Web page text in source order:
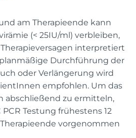
am Therapieende kann
(< 25IU/ml) verbleiben,
interpretiert
Durchführung der
oder Verlängerung wird
empfohlen. Um das
abschließend zu ermitteln,
Testung frühestens 12
vorgenommen